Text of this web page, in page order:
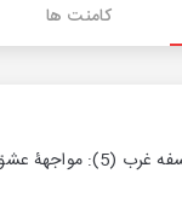
کامنت ها
دوره انتقادی تاريخ